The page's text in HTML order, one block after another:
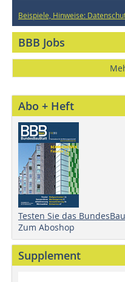
Beispiele, Hinweise:
BBB Jobs
Abo + Heft
Testen Sie das
Zum Aboshop
Supplement